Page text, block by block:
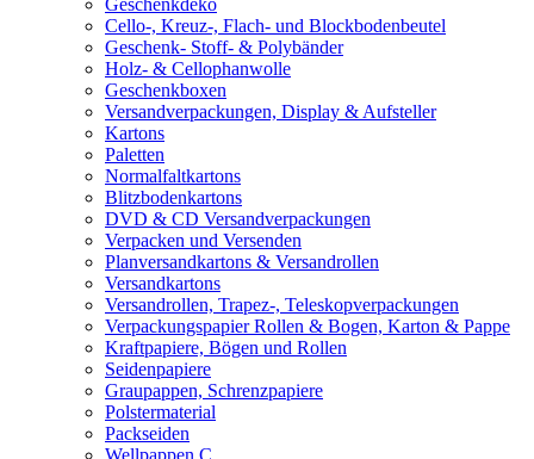
Geschenkdeko
Cello-, Kreuz-, Flach- und Blockbodenbeutel
Geschenk- Stoff- & Polybänder
Holz- & Cellophanwolle
Geschenkboxen
Versandverpackungen, Display & Aufsteller
Kartons
Paletten
Normalfaltkartons
Blitzbodenkartons
DVD & CD Versandverpackungen
Verpacken und Versenden
Planversandkartons & Versandrollen
Versandkartons
Versandrollen, Trapez-, Teleskopverpackungen
Verpackungspapier Rollen & Bogen, Karton & Pappe
Kraftpapiere, Bögen und Rollen
Seidenpapiere
Graupappen, Schrenzpapiere
Polstermaterial
Packseiden